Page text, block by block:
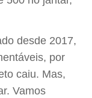
desde 2017,
por
caiu. Mas,
Vamos